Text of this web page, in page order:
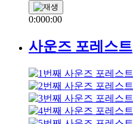
0:000:00
사운즈 포레스트